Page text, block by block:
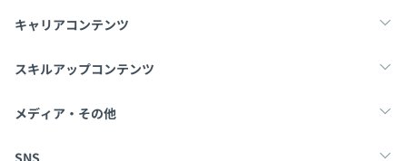
キャリアコンテンツ
転職・キャリア
スキルアップコンテンツ
学習
メディア・その他
Tech Team Journal